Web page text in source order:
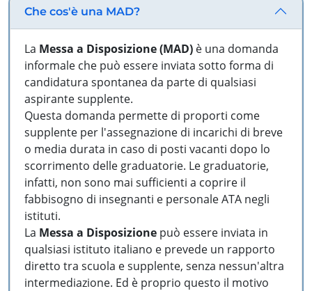
Che cos'è una MAD?
La Messa a Disposizione (MAD) è una domanda
informale che può essere inviata sotto forma di
candidatura spontanea da parte di qualsiasi
aspirante supplente.
Questa domanda permette di proporti come
supplente per l'assegnazione di incarichi di breve
o media durata in caso di posti vacanti dopo lo
scorrimento delle graduatorie. Le graduatorie,
infatti, non sono mai sufficienti a coprire il
fabbisogno di insegnanti e personale ATA negli
istituti.
La Messa a Disposizione può essere inviata in
qualsiasi istituto italiano e prevede un rapporto
diretto tra scuola e supplente, senza nessun'altra
intermediazione. Ed è proprio questo il motivo